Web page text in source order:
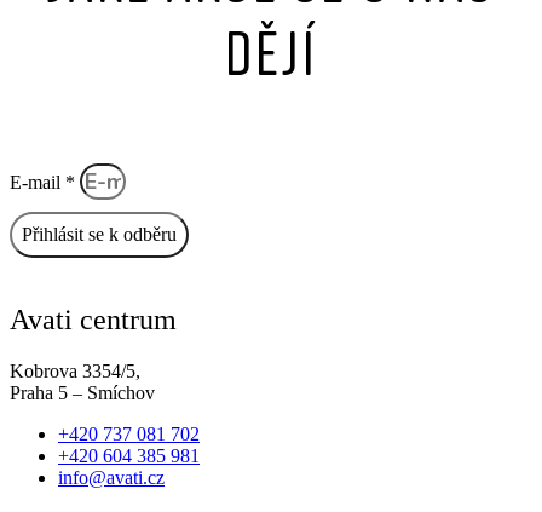
dějí
E-mail *
Přihlásit se k odběru
Avati centrum
Kobrova 3354/5,
Praha 5 – Smíchov
+420 737 081 702
+420 604 385 981
info@avati.cz